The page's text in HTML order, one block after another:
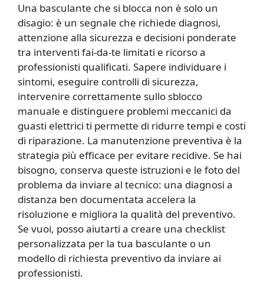
Una basculante che si blocca non è solo un
disagio: è un segnale che richiede diagnosi,
attenzione alla sicurezza e decisioni ponderate
tra interventi fai-da-te limitati e ricorso a
professionisti qualificati. Sapere individuare i
sintomi, eseguire controlli di sicurezza,
intervenire correttamente sullo sblocco
manuale e distinguere problemi meccanici da
guasti elettrici ti permette di ridurre tempi e costi
di riparazione. La manutenzione preventiva è la
strategia più efficace per evitare recidive. Se hai
bisogno, conserva queste istruzioni e le foto del
problema da inviare al tecnico: una diagnosi a
distanza ben documentata accelera la
risoluzione e migliora la qualità del preventivo.
Se vuoi, posso aiutarti a creare una checklist
personalizzata per la tua basculante o un
modello di richiesta preventivo da inviare ai
professionisti.